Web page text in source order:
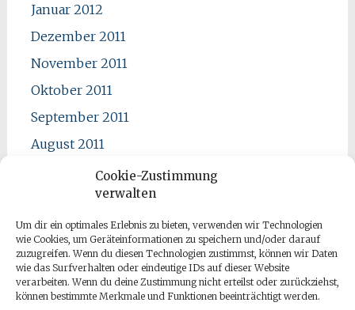
Cookie-Zustimmung
verwalten
Um dir ein optimales Erlebnis zu bieten, verwenden wir Technologien
wie Cookies, um Geräteinformationen zu speichern und/oder darauf
zuzugreifen. Wenn du diesen Technologien zustimmst, können wir Daten
wie das Surfverhalten oder eindeutige IDs auf dieser Website
verarbeiten. Wenn du deine Zustimmung nicht erteilst oder zurückziehst,
können bestimmte Merkmale und Funktionen beeinträchtigt werden.
Januar 2012
Dezember 2011
November 2011
Oktober 2011
September 2011
August 2011
Mai 2011
April 2011